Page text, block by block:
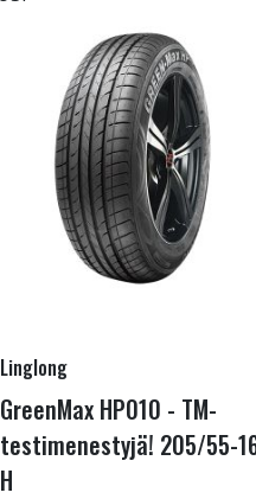
Linglong
GreenMax HP010 - TM-
testimenestyjä! 205/55-
H